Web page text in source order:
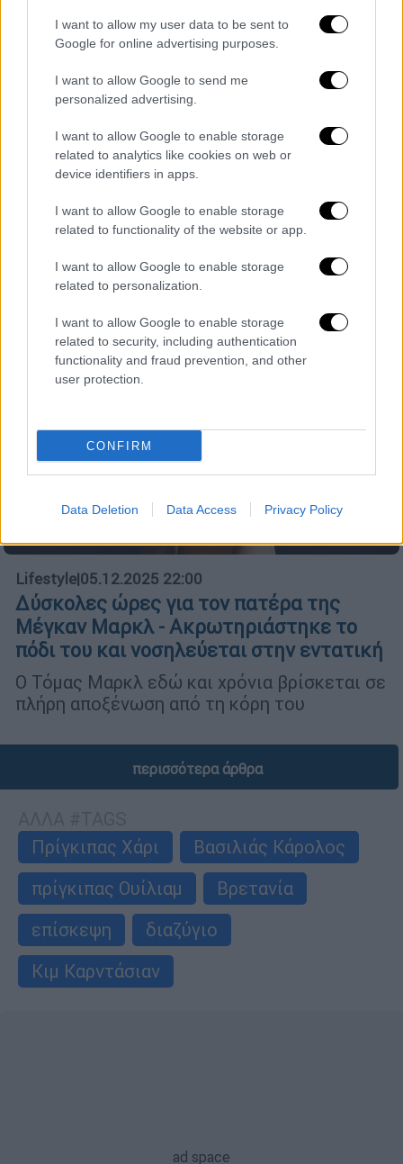
I want to allow my user data to be sent to
Google for online advertising purposes.
I want to allow Google to send me
personalized advertising.
I want to allow Google to enable storage
related to analytics like cookies on web or
device identifiers in apps.
I want to allow Google to enable storage
related to functionality of the website or app.
I want to allow Google to enable storage
related to personalization.
I want to allow Google to enable storage
related to security, including authentication
functionality and fraud prevention, and other
user protection.
CONFIRM
Data Deletion Data Access Privacy Policy
Lifestyle|07.12.2025 10:50
Μέγκαν Μαρκλ: Επικοινώνησε με τον
Την πληροφορία επιβεβαίωσε εκπρόσωπός
Lifestyle|05.12.2025 22:00
Δύσκολες ώρες για τον πατέρα της
Μέγκαν Μαρκλ - Ακρωτηριάστηκε το
πόδι του και νοσηλεύεται στην εντατική
Ο Τόμας Μαρκλ εδώ και χρόνια βρίσκεται σε
πλήρη αποξένωση από τη κόρη του
περισσότερα άρθρα
Πρίγκιπας Χάρι
Βασιλιάς Κάρολος
πρίγκιπας Ουίλιαμ
Βρετανία
επίσκεψη
διαζύγιο
Κιμ Καρντάσιαν